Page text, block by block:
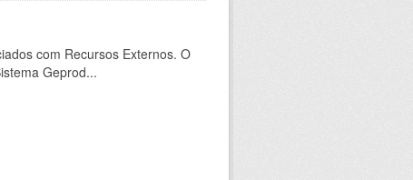
com Recursos Externos. O
Geprod...